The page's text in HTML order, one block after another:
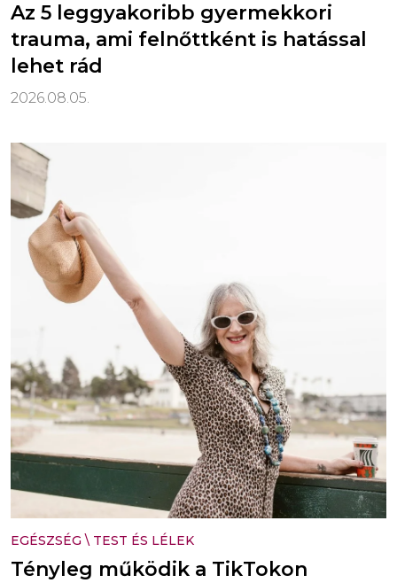
Az 5 leggyakoribb gyermekkori
trauma, ami felnőttként is hatással
lehet rád
2026.08.05.
EGÉSZSÉG \ TEST ÉS LÉLEK
Tényleg működik a TikTokon